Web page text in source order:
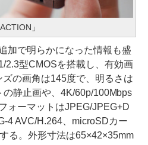
」
加で明らかになった情報も盛
2.3型CMOSを搭載し、有効画
の画角は145度で、明るさは
静止画や、4K/60p/100Mbps
ォーマットはJPEG/JPEG+D
4 AVC/H.264、microSDカー
る。外形寸法は65×42×35mm